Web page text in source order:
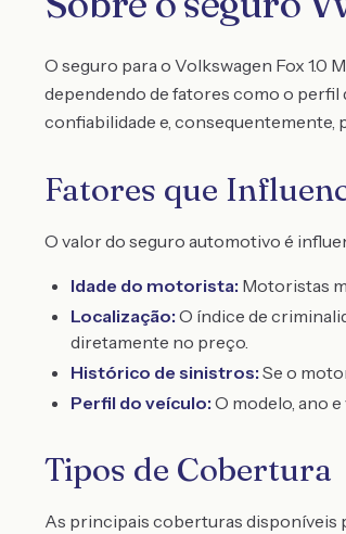
O seguro para o Volkswagen Fox 1.0
dependendo de fatores como o perfil
confiabilidade e, consequentemente,
Fatores que
O valor do seguro automotivo é
Idade do motorista: Motoristas
Localização: O índice de
diretamente no preço.
Histórico de sinistros: Se o
Perfil do veículo: O modelo, ano
Tipos de Cobertura
As principais coberturas disponíveis